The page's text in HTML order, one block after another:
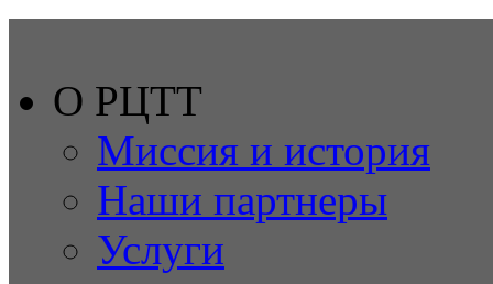
О РЦТТ
Миссия и история
Наши партнеры
Услуги